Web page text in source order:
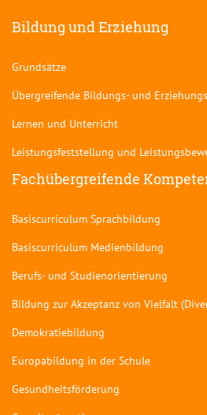
Bildung und Erziehung
Grundsätze
Übergreifende Bildungs- und
Lernen und Unterricht
Leistungsfeststellung und
Fachübergreifende
Basiscurriculum Sprachbildung
Basiscurriculum Medienbildung
Berufs- und Studienorientierung
Bildung zur Akzeptanz von Vielfalt
Demokratiebildung
Europabildung in der Schule
Gesundheitsförderung